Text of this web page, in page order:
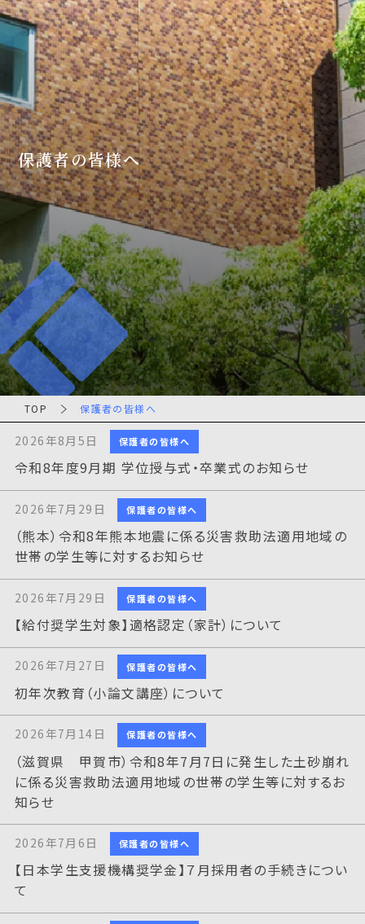
保護者の皆様へ
TOP 保護者の皆様へ
2026年8月5日 保護者の皆様へ
令和8年度9月期 学位授与式・卒業式のお知らせ
2026年7月29日 保護者の皆様へ
（熊本）令和8年熊本地震に係る災害救助法適用地域の
世帯の学生等に対するお知らせ
2026年7月29日 保護者の皆様へ
【給付奨学生対象】適格認定（家計）について
2026年7月27日 保護者の皆様へ
初年次教育（小論文講座）について
2026年7月14日 保護者の皆様へ
（滋賀県 甲賀市）令和8年7月7日に発生した土砂崩れ
に係る災害救助法適用地域の世帯の学生等に対するお
知らせ
2026年7月6日 保護者の皆様へ
【日本学生支援機構奨学金】７月採用者の手続きについ
て